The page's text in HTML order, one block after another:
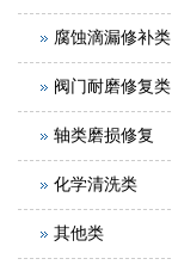
腐蚀滴漏修补类
阀门耐磨修复类
轴类磨损修复
化学清洗类
其他类